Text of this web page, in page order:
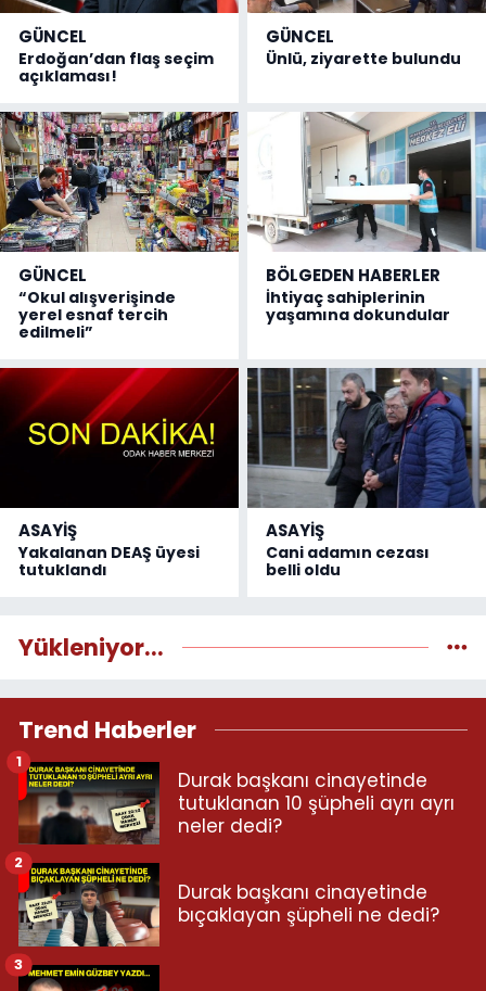
GÜNCEL
Erdoğan’dan flaş seçim
açıklaması!
GÜNCEL
Ünlü, ziyarette bulundu
GÜNCEL
“Okul alışverişinde
yerel esnaf tercih
edilmeli”
BÖLGEDEN HABERLER
İhtiyaç sahiplerinin
yaşamına dokundular
ASAYİŞ
Yakalanan DEAŞ üyesi
tutuklandı
ASAYİŞ
Cani adamın cezası
belli oldu
Yükleniyor...
Trend Haberler
Durak başkanı cinayetinde
tutuklanan 10 şüpheli ayrı ayrı
neler dedi?
1
Durak başkanı cinayetinde
bıçaklayan şüpheli ne dedi?
2
3